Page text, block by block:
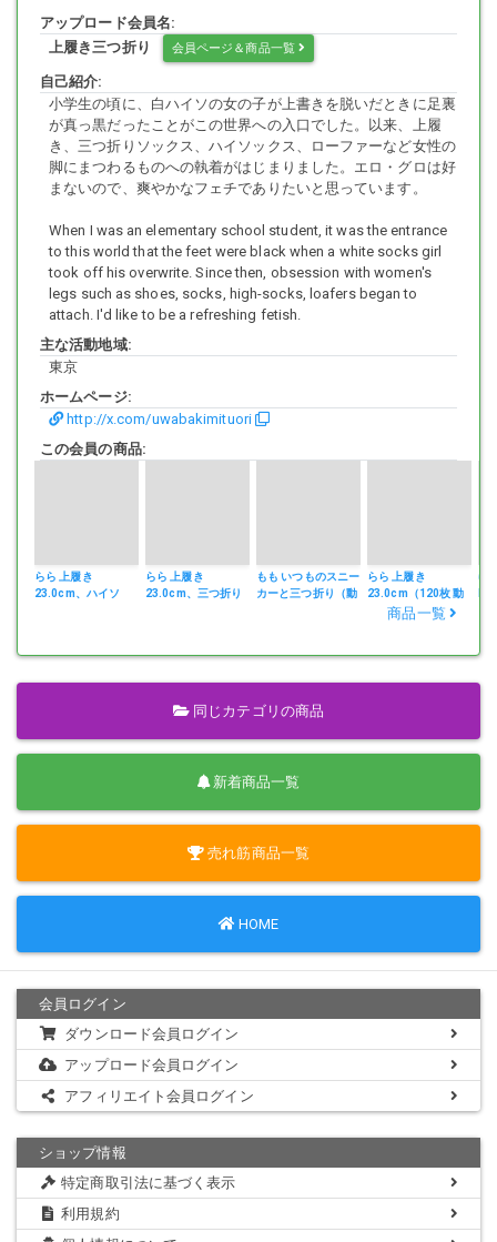
アップロード会員名:
上履き三つ折り
会員ページ＆商品一覧
自己紹介:
小学生の頃に、白ハイソの女の子が上書きを脱いだときに足裏
が真っ黒だったことがこの世界への入口でした。以来、上履
き、三つ折りソックス、ハイソックス、ローファーなど女性の
脚にまつわるものへの執着がはじまりました。エロ・グロは好
まないので、爽やかなフェチでありたいと思っています。
When I was an elementary school student, it was the entrance
to this world that the feet were black when a white socks girl
took off his overwrite. Since then, obsession with women's
legs such as shoes, socks, high-socks, loafers began to
attach. I'd like to be a refreshing fetish.
主な活動地域:
東京
ホームページ:
http://x.com/uwabakimituori
この会員の商品:
らら 上履き
23.0cm、ハイソ
らら 上履き
23.0cm、三つ折り
もも いつものスニー
カーと三つ折り（動
らら 上履き
23.0cm（120枚 動
画2本付）26‐4
ゆ
商品一覧
同じカテゴリの商品
新着商品一覧
売れ筋商品一覧
HOME
会員ログイン
ダウンロード会員ログイン
アップロード会員ログイン
アフィリエイト会員ログイン
ショップ情報
特定商取引法に基づく表示
利用規約